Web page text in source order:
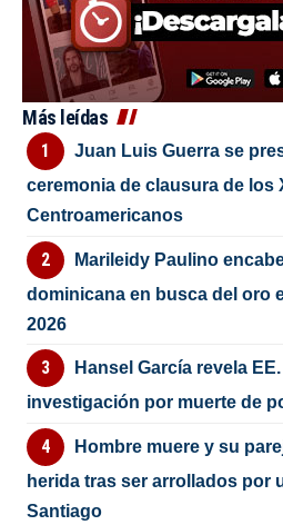
Más leídas
Juan Luis Guerra se
ceremonia de clausura de los
Centroamericanos
Marileidy Paulino
dominicana en busca del oro
2026
Hansel García revela
investigación por muerte de
Hombre muere y su
herida tras ser arrollados por
Santiago